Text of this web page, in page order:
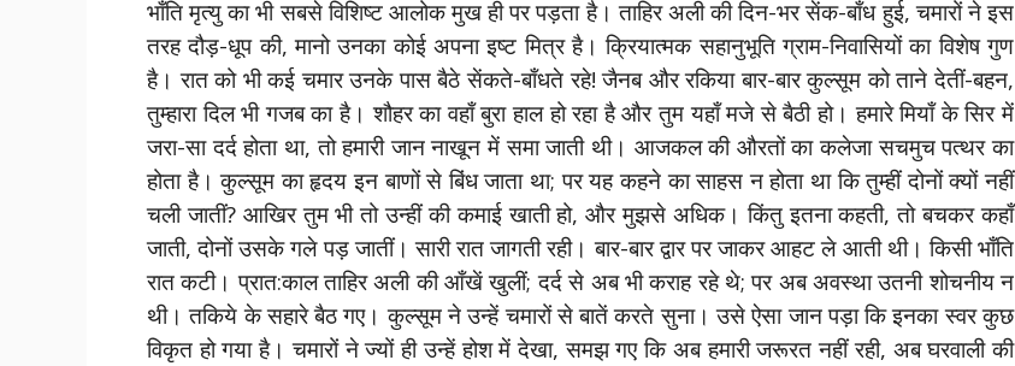
भाँति मृत्यु का भी सबसे विशिष्ट आलोक मुख ही पर पड़ता है। ताहिर अली की दिन-भर सेंक-बाँध हुई, चमारों ने इस
तरह दौड़-धूप की, मानो उनका कोई अपना इष्ट मित्र है। क्रियात्मक सहानुभूति ग्राम-निवासियों का विशेष गुण
है। रात को भी कई चमार उनके पास बैठे सेंकते-बाँधते रहे! जैनब और रकिया बार-बार कुल्सूम को ताने देतीं-बहन,
तुम्हारा दिल भी गजब का है। शौहर का वहाँ बुरा हाल हो रहा है और तुम यहाँ मजे से बैठी हो। हमारे मियाँ के सिर में
जरा-सा दर्द होता था, तो हमारी जान नाखून में समा जाती थी। आजकल की औरतों का कलेजा सचमुच पत्थर का
होता है। कुल्सूम का हृदय इन बाणों से बिंध जाता था; पर यह कहने का साहस न होता था कि तुम्हीं दोनों क्यों नहीं
चली जातीं? आखिर तुम भी तो उन्हीं की कमाई खाती हो, और मुझसे अधिक। किंतु इतना कहती, तो बचकर कहाँ
जाती, दोनों उसके गले पड़ जातीं। सारी रात जागती रही। बार-बार द्वार पर जाकर आहट ले आती थी। किसी भाँति
रात कटी। प्रात:काल ताहिर अली की आँखें खुलीं; दर्द से अब भी कराह रहे थे; पर अब अवस्था उतनी शोचनीय न
थी। तकिये के सहारे बैठ गए। कुल्सूम ने उन्हें चमारों से बातें करते सुना। उसे ऐसा जान पड़ा कि इनका स्वर कुछ
विकृत हो गया है। चमारों ने ज्यों ही उन्हें होश में देखा, समझ गए कि अब हमारी जरूरत नहीं रही, अब घरवाली की